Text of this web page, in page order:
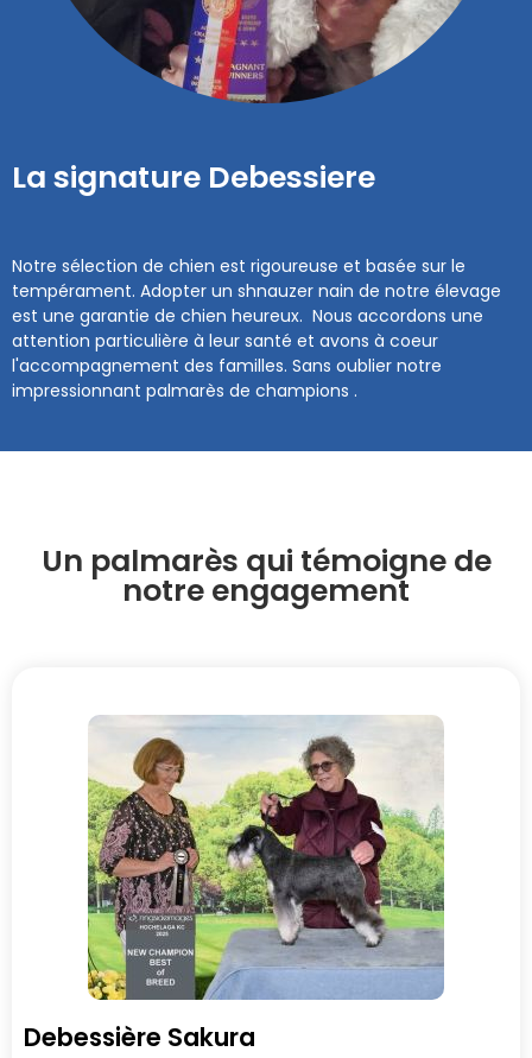
La signature Debessiere
Notre sélection de chien est rigoureuse et basée sur le
tempérament. Adopter un shnauzer nain de notre élevage
est une garantie de chien heureux. Nous accordons une
attention particulière à leur santé et avons à coeur
l'accompagnement des familles. Sans oublier notre
impressionnant palmarès de champions .
Un palmarès qui témoigne de
notre engagement
Debessière Sakura